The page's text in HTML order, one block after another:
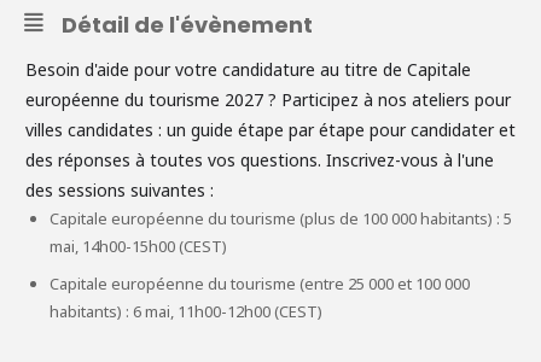
Détail de l'évènement
Besoin d'aide pour votre candidature au titre de Capitale
européenne du tourisme 2027 ? Participez à nos ateliers pour
villes candidates : un guide étape par étape pour candidater et
des réponses à toutes vos questions. Inscrivez-vous à l'une
des sessions suivantes :
Capitale européenne du tourisme (plus de 100 000 habitants) : 5
mai, 14h00-15h00 (CEST)
Capitale européenne du tourisme (entre 25 000 et 100 000
habitants) : 6 mai, 11h00-12h00 (CEST)